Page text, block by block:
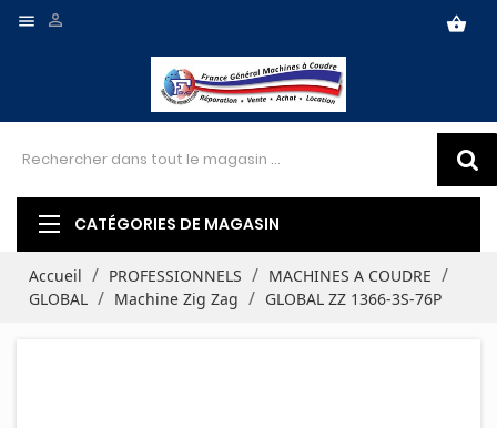
 shopping_basket

CATÉGORIES DE MAGASIN
Accueil PROFESSIONNELS
MACHINES A COUDRE
GLOBAL
Machine Zig Zag GLOBAL ZZ 1366-3S-76P